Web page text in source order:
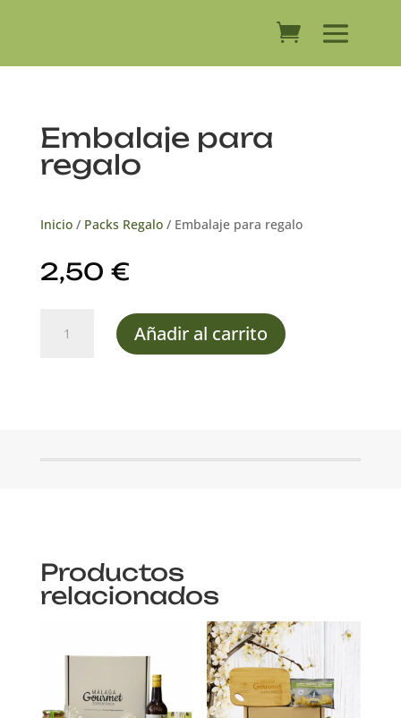
Embalaje para
regalo
Inicio/ Packs Regalo/ Embalaje para regalo
2,50 €
Añadir al carrito
Productos
relacionados